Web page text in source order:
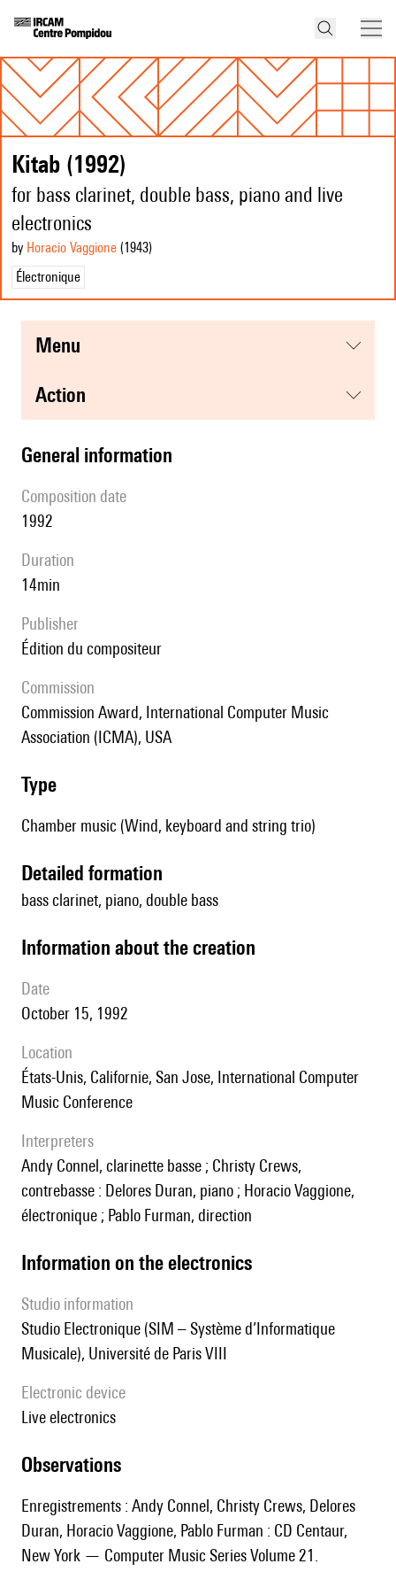
Kitab (1992)
for bass clarinet, double bass, piano and live
electronics
by Horacio Vaggione (1943)
Électronique
menu
action
general information
composition date
1992
duration
14min
publisher
édition du compositeur
Commission
Commission Award, International Computer Music
Association (ICMA), USA
type
Chamber music (Wind, keyboard and string trio)
detailed formation
bass clarinet, piano, double bass
information about the creation
date
October 15, 1992
location
États-Unis, Californie, San Jose, International Computer
Music Conference
interpreters
Andy Connel, clarinette basse ; Christy Crews,
contrebasse : Delores Duran, piano ; Horacio Vaggione,
électronique ; Pablo Furman, direction
Information on the electronics
Studio information
Studio Electronique (SIM – Système d’Informatique
Musicale), Université de Paris VIII
Electronic device
live electronics
observations
Enregistrements : Andy Connel, Christy Crews, Delores
Duran, Horacio Vaggione, Pablo Furman : CD Centaur,
New York — Computer Music Series Volume 21.